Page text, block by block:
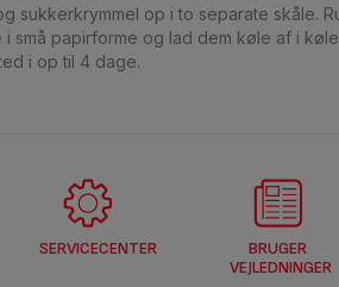
sukkerkrymmel op i to separate skåle.
små papirforme og lad dem køle af i
i op til 4 dage.
SERVICECENTER
BRUGER
VEJLEDNINGER